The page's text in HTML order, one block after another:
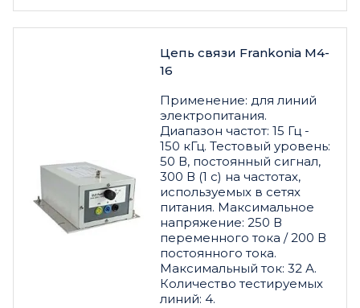
Цепь связи Frankonia M4-
16
Применение: для линий
электропитания.
Диапазон частот: 15 Гц -
150 кГц. Тестовый уровень:
50 В, постоянный сигнал,
300 В (1 с) на частотах,
используемых в сетях
питания. Максимальное
напряжение: 250 В
переменного тока / 200 В
постоянного тока.
Максимальный ток: 32 А.
Количество тестируемых
линий: 4.